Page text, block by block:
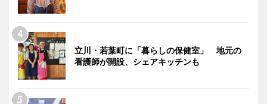
立川・若葉町に「暮らしの保健室」 地元の
看護師が開設、シェアキッチンも